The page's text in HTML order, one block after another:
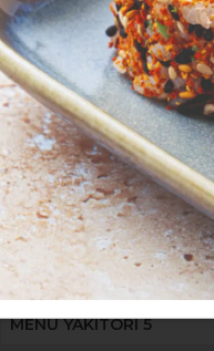
MENUS -
MENU YAKITORI 5